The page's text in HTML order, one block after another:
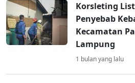
Korsleting
Penyebab
Kecamatan
Lampung
1 bulan yang lalu